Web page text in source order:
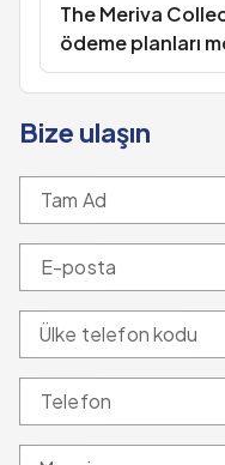
The Meriva
ödeme planları
Bize ulaşın
Tam Ad
E-posta
Ülke telefon kodu
Telefon